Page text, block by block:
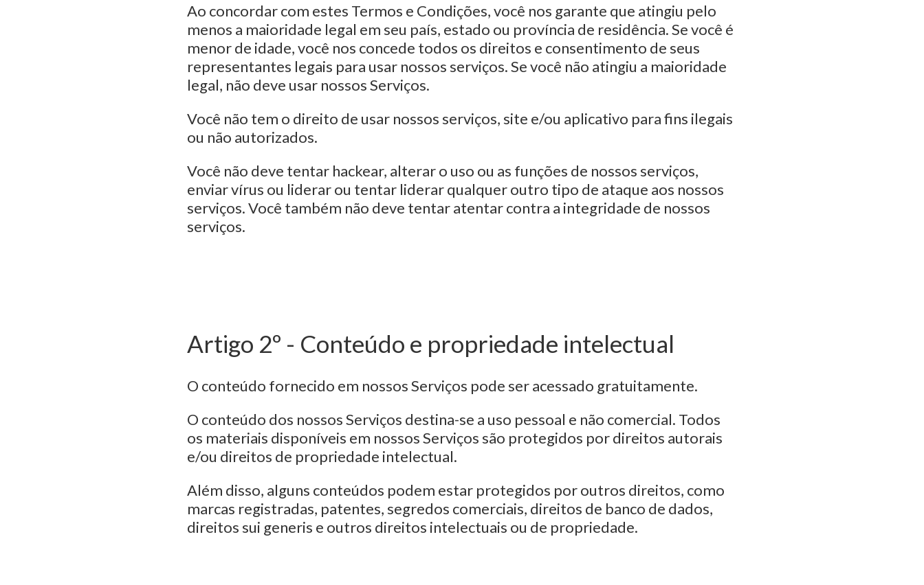
Ao concordar com estes Termos e Condições, você nos garante que atingiu pelo
menos a maioridade legal em seu país, estado ou província de residência. Se você é
menor de idade, você nos concede todos os direitos e consentimento de seus
representantes legais para usar nossos serviços. Se você não atingiu a maioridade
legal, não deve usar nossos Serviços.
Você não tem o direito de usar nossos serviços, site e/ou aplicativo para fins ilegais
ou não autorizados.
Você não deve tentar hackear, alterar o uso ou as funções de nossos serviços,
enviar vírus ou liderar ou tentar liderar qualquer outro tipo de ataque aos nossos
serviços. Você também não deve tentar atentar contra a integridade de nossos
serviços.
Artigo 2º - Conteúdo e propriedade intelectual
O conteúdo fornecido em nossos Serviços pode ser acessado gratuitamente.
O conteúdo dos nossos Serviços destina-se a uso pessoal e não comercial. Todos
os materiais disponíveis em nossos Serviços são protegidos por direitos autorais
e/ou direitos de propriedade intelectual.
Além disso, alguns conteúdos podem estar protegidos por outros direitos, como
marcas registradas, patentes, segredos comerciais, direitos de banco de dados,
direitos sui generis e outros direitos intelectuais ou de propriedade.